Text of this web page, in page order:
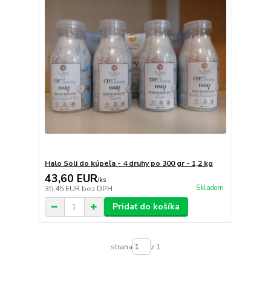
Halo Soli do kúpeľa - 4 druhy po 300 gr - 1,2 kg
43,60 EUR/ks
35,45 EUR bez DPH Skladom
Pridať do košíka
strana z 1